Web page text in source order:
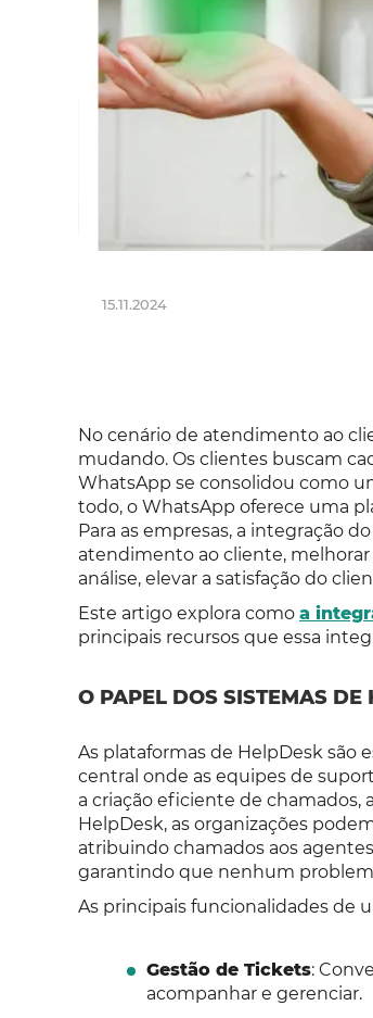
15.11.2024
No cenário de atendimento ao
mudando. Os clientes buscam
WhatsApp se consolidou como
todo, o WhatsApp oferece uma
Para as empresas, a integração
atendimento ao cliente,
análise, elevar a satisfação do
Este artigo explora como a
principais recursos que essa
O PAPEL DOS SISTEMAS
As plataformas de HelpDesk são
central onde as equipes de
a criação eficiente de chamados,
HelpDesk, as organizações
atribuindo chamados aos
garantindo que nenhum
As principais funcionalidades de
Gestão de Tickets:
acompanhar e gerenciar.